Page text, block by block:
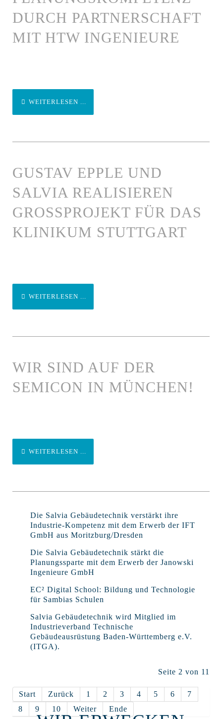
DURCH PARTNERSCHAFT
MIT HTW INGENIEURE
WEITERLESEN ...
GUSTAV EPPLE UND
SALVIA REALISIEREN
GROSSPROJEKT FÜR DAS K
LINIKUM STUTTGART
WEITERLESEN ...
WIR SIND AUF DER
SEMICON IN MÜNCHEN!
WEITERLESEN ...
Die Salvia Gebäudetechnik verstärkt ihre
Industrie-Kompetenz mit dem Erwerb der IFT
GmbH aus Moritzburg/Dresden
Die Salvia Gebäudetechnik stärkt die
Planungssparte mit dem Erwerb der Janowski
Ingenieure GmbH
EC² Digital School: Bildung und Technologie
für Sambias Schulen
Salvia Gebäudetechnik wird Mitglied im
Industrieverband Technische
Gebäudeausrüstung Baden-Württemberg e.V.
(ITGA).
Seite 2 von 11
Start Zurück 1 2 3 4 5 6
7
8
9 10 Weiter Ende